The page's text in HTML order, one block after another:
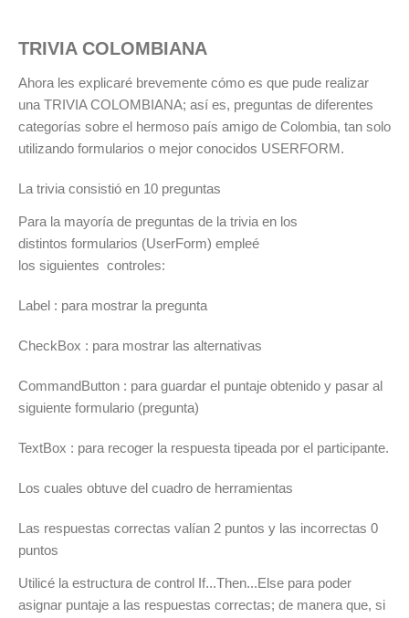
TRIVIA COLOMBIANA
Ahora les explicaré brevemente cómo es que pude realizar
una TRIVIA COLOMBIANA; así es, preguntas de diferentes
categorías sobre el hermoso país amigo de Colombia, tan solo
utilizando formularios o mejor conocidos USERFORM.
La trivia consistió en 10 preguntas
Para la mayoría de preguntas de la trivia en los
distintos formularios (UserForm) empleé
los siguientes controles:
Label : para mostrar la pregunta
CheckBox : para mostrar las alternativas
CommandButton : para guardar el puntaje obtenido y pasar al
siguiente formulario (pregunta)
TextBox : para recoger la respuesta tipeada por el participante.
Los cuales obtuve del cuadro de herramientas
Las respuestas correctas valían 2 puntos y las incorrectas 0
puntos
Utilicé la estructura de control If...Then...Else para poder
asignar puntaje a las respuestas correctas; de manera que, si